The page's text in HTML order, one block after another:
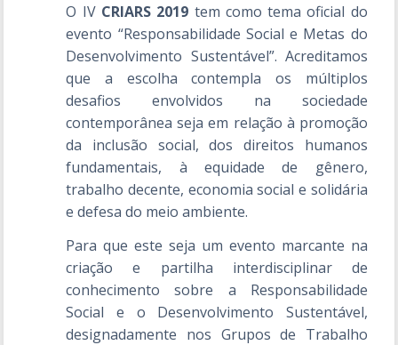
O IV CRIARS 2019 tem como tema oficial do
evento “Responsabilidade Social e Metas do
Desenvolvimento Sustentável”. Acreditamos
que a escolha contempla os múltiplos
desafios envolvidos na sociedade
contemporânea seja em relação à promoção
da inclusão social, dos direitos humanos
fundamentais, à equidade de gênero,
trabalho decente, economia social e solidária
e defesa do meio ambiente.
Para que este seja um evento marcante na
criação e partilha interdisciplinar de
conhecimento sobre a Responsabilidade
Social e o Desenvolvimento Sustentável,
designadamente nos Grupos de Trabalho